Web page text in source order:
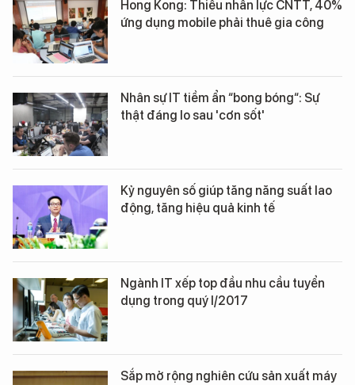
Hong Kong: Thiếu nhân lực CNTT, 40%
ứng dụng mobile phải thuê gia công
Nhân sự IT tiềm ẩn “bong bóng“: Sự
thật đáng lo sau 'cơn sốt'
Kỷ nguyên số giúp tăng năng suất lao
động, tăng hiệu quả kinh tế
Ngành IT xếp top đầu nhu cầu tuyển
dụng trong quý I/2017
Sắp mở rộng nghiên cứu sản xuất máy